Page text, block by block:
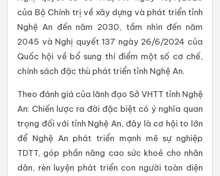
của Bộ Chính trị về xây dựng và phát triển tỉnh
Nghệ An đến năm 2030, tầm nhìn đến năm
2045 và Nghị quyết 137 ngày 26/6/2024 của
Quốc hội về bổ sung thí điểm một số cơ chế,
chính sách đặc thù phát triển tỉnh Nghệ An.
Theo đánh giá của lãnh đạo Sở VHTT tỉnh Nghệ
An: Chiến lược ra đời đặc biệt có ý nghĩa quan
trọng đối với tỉnh Nghệ An, đây là cơ hội to lớn
để Nghệ An phát triển mạnh mẽ sự nghiệp
TDTT, góp phần nâng cao sức khoẻ cho nhân
dân, rèn luyện phát triển con người toàn diện